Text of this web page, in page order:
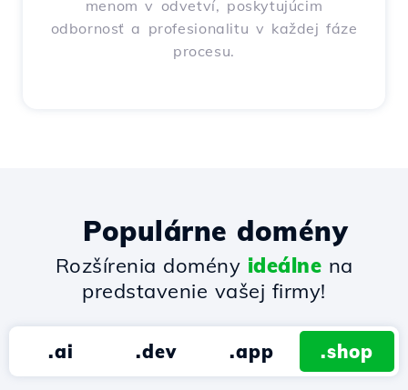
menom v odvetví, poskytujúcim
odbornosť a profesionalitu v každej fáze
procesu.
Populárne domény
Rozšírenia domény ideálne na
predstavenie vašej firmy!
.ai .dev .app .shop